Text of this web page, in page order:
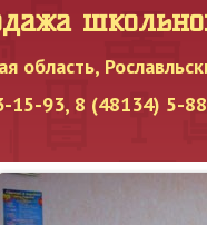
область,
15-93, 8 (48134) 5-